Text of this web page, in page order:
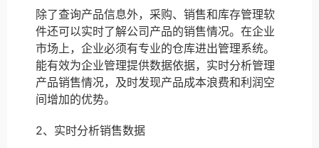
除了查询产品信息外，采购、销售和库存管理软
件还可以实时了解公司产品的销售情况。在企业
市场上，企业必须有专业的仓库进出管理系统。
能有效为企业管理提供数据依据，实时分析管理
产品销售情况，及时发现产品成本浪费和利润空
间增加的优势。
2、实时分析销售数据